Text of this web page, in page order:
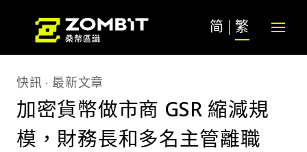
简 繁
快訊 最新文章
加密貨幣做市商 GSR 縮減規
模，財務長和多名主管離職